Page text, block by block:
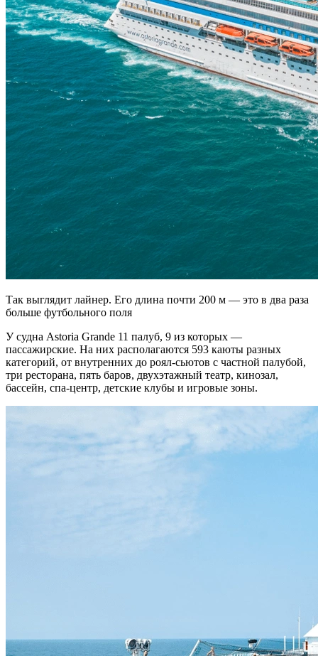
Так выглядит лайнер. Его длина почти 200 м — это в два раза
больше футбольного поля
У судна Astoria Grande 11 палуб, 9 из которых —
пассажирские. На них располагаются 593 каюты разных
категорий, от внутренних до роял‑сьютов с частной палубой,
три ресторана, пять баров, двухэтажный театр, кинозал,
бассейн, спа‑центр, детские клубы и игровые зоны.